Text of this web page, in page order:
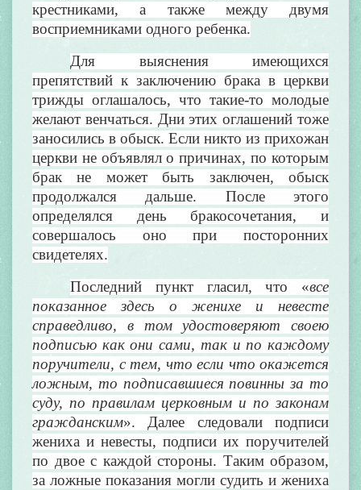
крестниками, а также между двумя
восприемниками одного ребенка.
Для выяснения имеющихся
препятствий к заключению брака в церкви
трижды оглашалось, что такие-то молодые
желают венчаться. Дни этих оглашений тоже
заносились в обыск. Если никто из прихожан
церкви не объявлял о причинах, по которым
брак не может быть заключен, обыск
продолжался дальше. После этого
определялся день бракосочетания, и
совершалось оно при посторонних
свидетелях.
Последний пункт гласил, что «все
показанное здесь о женихе и невесте
справедливо, в том удостоверяют своею
подписью как они сами, так и по каждому
поручители, с тем, что если что окажется
ложным, то подписавшиеся повинны за то
суду, по правилам церковным и по законам
гражданским». Далее следовали подписи
жениха и невесты, подписи их поручителей
по двое с каждой стороны. Таким образом,
за ложные показания могли судить и жениха